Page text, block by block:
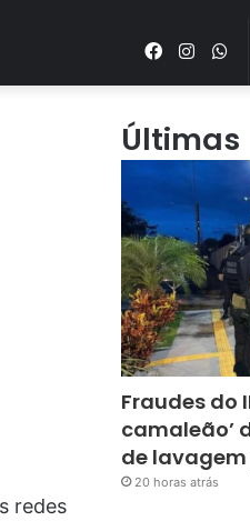
Facebook
redes
Últimas
Fraudes do
camaleão’
de
20 horas atrás